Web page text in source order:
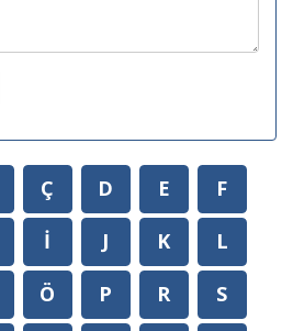
Ç D E
F
İ J K
L
Ö P R S